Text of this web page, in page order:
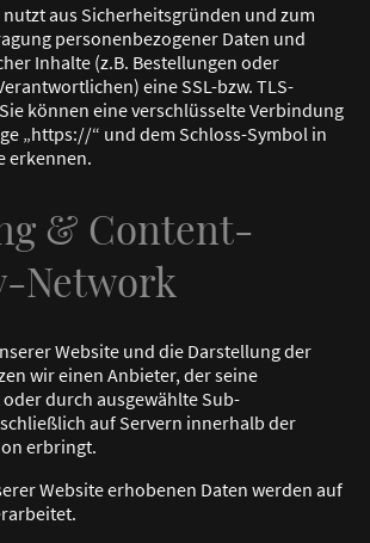
nutzt aus Sicherheitsgründen und zum
personenbezogener Daten und
Inhalte (z.B. Bestellungen oder
eine SSL-bzw. TLS-
können eine verschlüsselte Verbindung
„https://“ und dem Schloss-Symbol in
erkennen.
& Content-
Network
Website und die Darstellung der
wir einen Anbieter, der seine
durch ausgewählte Sub-
auf Servern innerhalb der
erbringt.
Website erhobenen Daten werden auf